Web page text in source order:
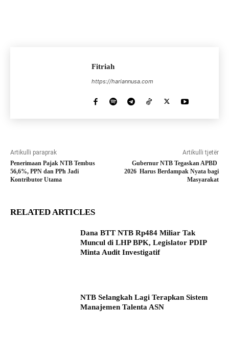
Fitriah
https://hariannusa.com
Artikulli paraprak
Penerimaan Pajak NTB Tembus
56,6%, PPN dan PPh Jadi
Kontributor Utama
Artikulli tjetër
Gubernur NTB Tegaskan APBD
2026 Harus Berdampak Nyata bagi
Masyarakat
RELATED ARTICLES
Dana BTT NTB Rp484 Miliar Tak
Muncul di LHP BPK, Legislator PDIP
Minta Audit Investigatif
NTB Selangkah Lagi Terapkan Sistem
Manajemen Talenta ASN